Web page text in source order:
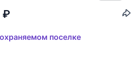
₽
поселке